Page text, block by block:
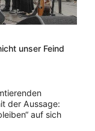
unser Feind
der Aussage:
auf sich